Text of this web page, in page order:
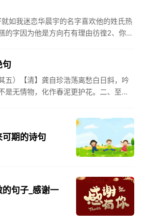
如我迷恋华晨宇的名字喜欢他的姓氏热
的字因为他是方向冇有理由彷徨2、你的
句
五）【清】龚自珍浩荡离愁白日斜，吟
是无情物，化作春泥更护花。二、至今
期的诗句
句子_感谢一